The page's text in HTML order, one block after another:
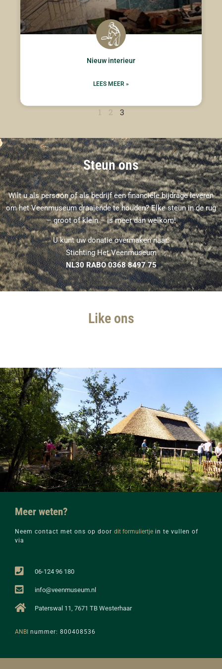
Nieuw interieur
LEES MEER »
1 2 3
Steun ons
Wilt u als persoon of als bedrijf een financiële bijdrage leveren
om het Veenmuseum draaiende te houden? Elke steun in de rug
– groot of klein – is meer dan welkom!
U kunt uw donatie overmaken naar:
Stichting Het Veenmuseum
NL30 RABO 0368 8497 75
Like ons
Meer weten?
Neem contact met ons op door dit formuliertje in te vullen of
via
06-124 96 180
info@veenmuseum.nl
Paterswal 11, 7671 TB Westerhaar
ANBI nummer: 800408536